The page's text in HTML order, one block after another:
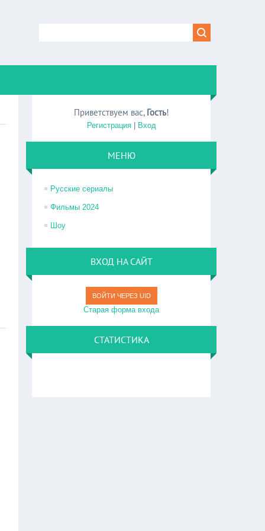
Приветствуем вас, Гость!
Регистрация| Вход
МЕНЮ
Русские сериалы
Фильмы 2024
Шоу
ВХОД НА САЙТ
ВОЙТИ ЧЕРЕЗ UID
Старая форма входа
СТАТИСТИКА